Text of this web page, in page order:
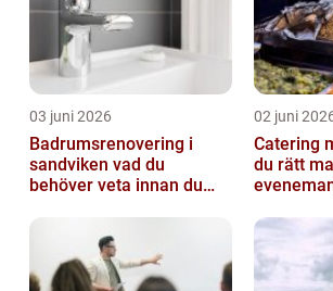
03 juni 2026
Badrumsrenovering i
sandviken vad du
behöver veta innan du
02 juni
Catering
du rätt